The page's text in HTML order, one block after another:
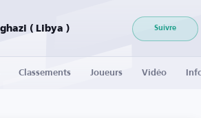
Al-Tahadi Benghazi ( Libya ) Suivre
Classements Joueurs Vidéo